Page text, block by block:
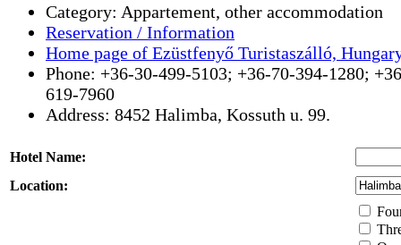
Category: Appartement, other accommodation
Reservation / Information
Home page of Ezüstfenyő Turistaszálló,
Phone: +36-30-499-5103; +36-70-394-1280;
619-7960
Address: 8452 Halimba, Kossuth u. 99.
Hotel Name:
Location: